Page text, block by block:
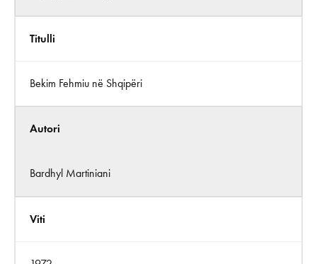
Titulli
Bekim Fehmiu në Shqipëri
Autori
Bardhyl Martiniani
Viti